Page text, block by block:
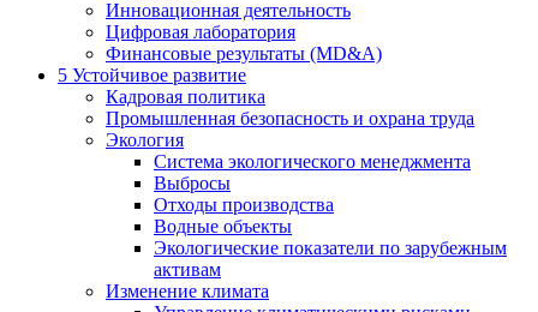
Инновационная деятельность
Цифровая лаборатория
Финансовые результаты (MD&A)
5 Устойчивое развитие
Кадровая политика
Промышленная безопасность и охрана труда
Экология
Система экологического менеджмента
Выбросы
Отходы производства
Водные объекты
Экологические показатели по зарубежным
активам
Изменение климата